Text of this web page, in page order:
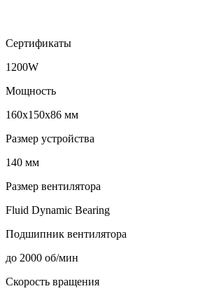
Сертификаты
1200W
Мощность
160x150x86 мм
Размер устройства
140 мм
Размер вентилятора
Fluid Dynamic Bearing
Подшипник вентилятора
до 2000 об/мин
Скорость вращения